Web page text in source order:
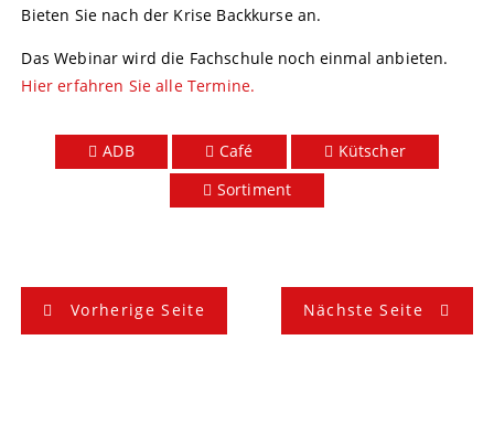
Bieten Sie nach der Krise Backkurse an.
Das Webinar wird die Fachschule noch einmal anbieten.
Hier erfahren Sie alle Termine.
ADB Café
Kütscher
Sortiment
Vorherige Seite Nächste Seite